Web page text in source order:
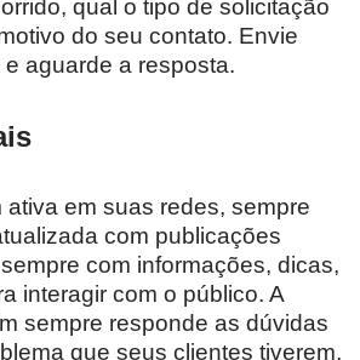
qual o tipo de solicitação
do seu contato. Envie
aguarde a resposta.
ativa em suas redes, sempre
com publicações
com informações, dicas,
interagir com o público. A
sempre responde as dúvidas
que seus clientes tiverem,